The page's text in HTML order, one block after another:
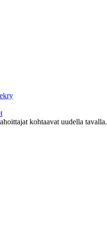
kohtaavat uudella tavalla.